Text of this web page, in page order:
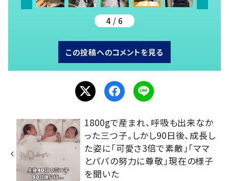
4 / 6
この投稿へのコメントを見る
1800gで産まれ、呼吸も出来なか
った三つ子。しかし90日後、成長し
た姿に「可愛さ3倍で素敵」「ママ
とパパの努力に尊敬」現在の様子
を聞いた